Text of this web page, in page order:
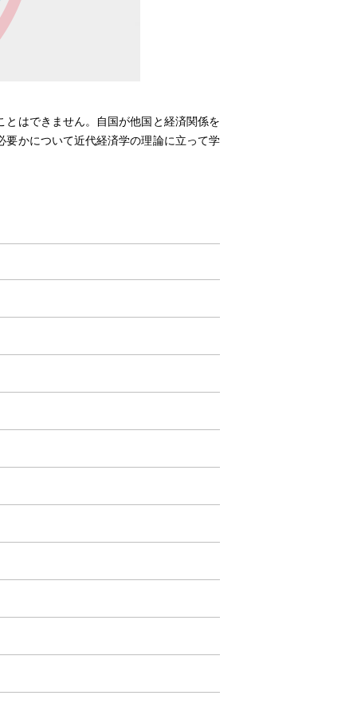
はできません。自国が他国と経済関係を
かについて近代経済学の理論に立って学